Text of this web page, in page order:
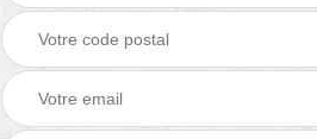
démoussage de
toiture 80